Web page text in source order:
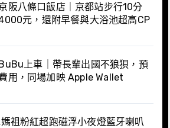
阪八條口飯店｜京都站步行10分
元，還附早餐與大浴池超高CP
上車｜帶長輩出國不狼狽，預
用，同場加映 Apple Wallet
媽祖粉紅超跑磁浮小夜燈藍牙喇叭